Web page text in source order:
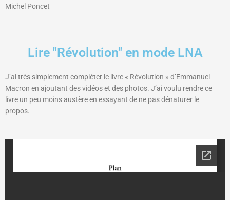
Michel Poncet
Lire "Révolution" en mode LNA
J’ai très simplement compléter le livre « Révolution » d’Emmanuel
Macron en ajoutant des vidéos et des photos. J’ai voulu rendre ce
livre un peu moins austère en essayant de ne pas dénaturer le
propos.